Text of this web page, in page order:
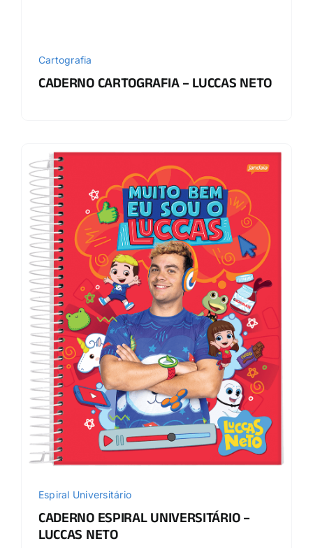
Cartografia
CADERNO CARTOGRAFIA – LUCCAS NETO
Espiral Universitário
CADERNO ESPIRAL UNIVERSITÁRIO –
LUCCAS NETO